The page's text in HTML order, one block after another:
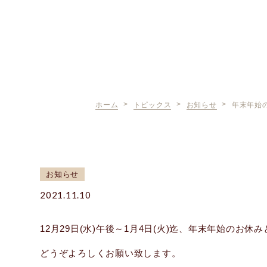
ホーム トピックス お知らせ 年末年始
お知らせ
2021.11.10
12月29日(水)午後～1月4日(火)迄、年末年始のお休み
どうぞよろしくお願い致します。